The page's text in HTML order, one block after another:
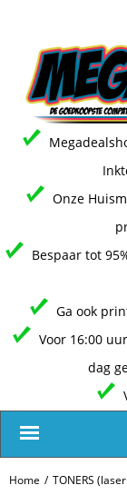
Onze
Bespaar tot
Ga ook
Voor 16:00
dag
Home / TONERS